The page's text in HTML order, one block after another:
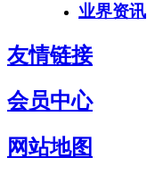
业界资讯
友情链接
会员中心
网站地图